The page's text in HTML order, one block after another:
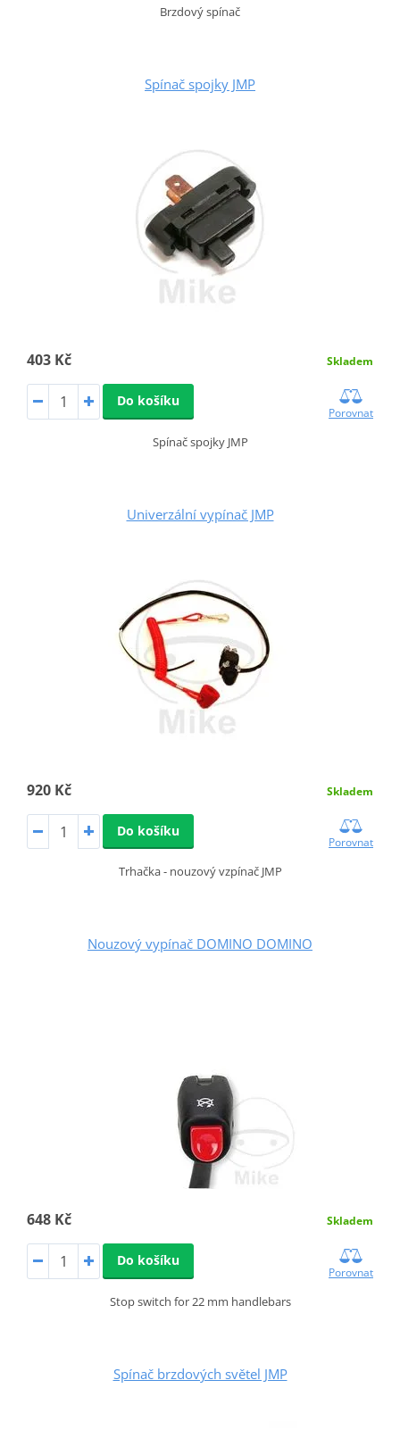
Brzdový spínač
Spínač spojky JMP
403 Kč Skladem
Do košíku
Porovnat
Spínač spojky JMP
Univerzální vypínač JMP
920 Kč Skladem
Do košíku
Porovnat
Trhačka - nouzový vzpínač JMP
Nouzový vypínač DOMINO DOMINO
648 Kč Skladem
Do košíku
Porovnat
Stop switch for 22 mm handlebars
Spínač brzdových světel JMP